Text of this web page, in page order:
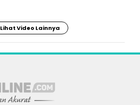
Lihat Video Lainnya